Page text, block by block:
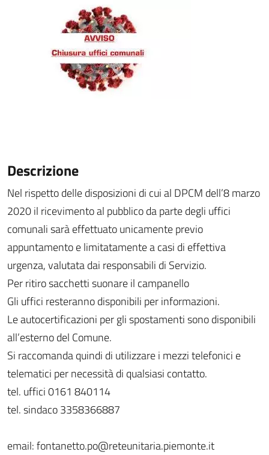
Descrizione
Nel rispetto delle disposizioni di cui al DPCM dell’8 marzo
2020il ricevimento al pubblico da parte degli uffici
comunali sarà effettuato unicamente previo
appuntamento e limitatamente a casi di effettiva
urgenza, valutata dai responsabili di Servizio.
Per ritiro sacchetti suonare il campanello
Gli uffici resteranno disponibili per informazioni.
Le autocertificazioni per gli spostamenti sono disponibili
all’esterno del Comune.
Si raccomanda quindi di utilizzare i mezzi telefonici e
telematici per necessità di qualsiasi contatto.
tel. uffici 0161 840114
tel. sindaco 3358366887
email: fontanetto.po@reteunitaria.piemonte.it